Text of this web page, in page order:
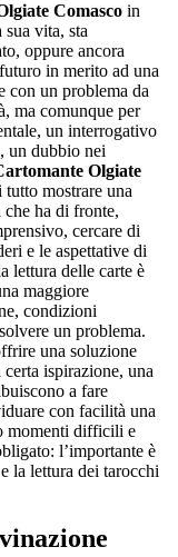
Comasco in
vita, sta
oppure ancora
in merito ad una
con un problema da
ma comunque per
un interrogativo
un dubbio nei
Olgiate
mostrare una
ha di fronte,
cercare di
e le aspettative di
lettura delle carte è
maggiore
condizioni
un problema.
una soluzione
ispirazione, una
a fare
con facilità una
momenti difficili e
l’importante è
la lettura dei tarocchi